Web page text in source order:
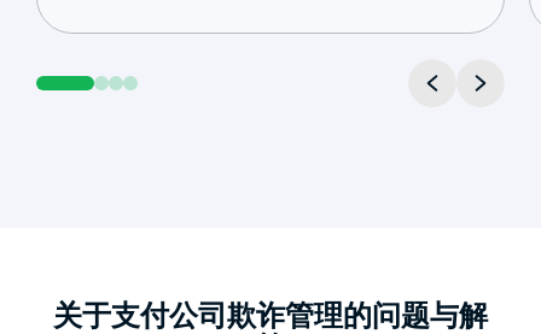
关于支付公司欺诈管理的问题与解